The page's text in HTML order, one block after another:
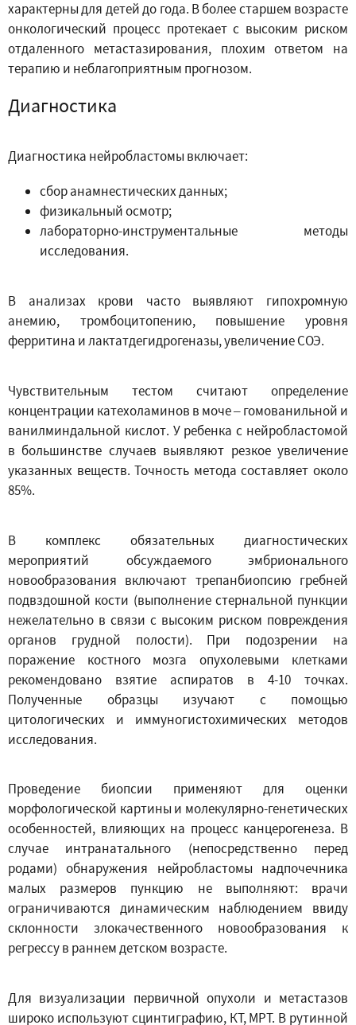
характерны для детей до года. В более старшем возрасте
онкологический процесс протекает с высоким риском
отдаленного метастазирования, плохим ответом на
терапию и неблагоприятным прогнозом.
Диагностика
Диагностика нейробластомы включает:
сбор анамнестических данных;
физикальный осмотр;
лабораторно-инструментальные методы
исследования.
В анализах крови часто выявляют гипохромную
анемию, тромбоцитопению, повышение уровня
ферритина и лактатдегидрогеназы, увеличение СОЭ.
Чувствительным тестом считают определение
концентрации катехоламинов в моче – гомованильной и
ванилминдальной кислот. У ребенка с нейробластомой
в большинстве случаев выявляют резкое увеличение
указанных веществ. Точность метода составляет около
85%.
В комплекс обязательных диагностических
мероприятий обсуждаемого эмбрионального
новообразования включают трепанбиопсию гребней
подвздошной кости (выполнение стернальной пункции
нежелательно в связи с высоким риском повреждения
органов грудной полости). При подозрении на
поражение костного мозга опухолевыми клетками
рекомендовано взятие аспиратов в 4-10 точках.
Полученные образцы изучают с помощью
цитологических и иммуногистохимических методов
исследования.
Проведение биопсии применяют для оценки
морфологической картины и молекулярно-генетических
особенностей, влияющих на процесс канцерогенеза. В
случае интранатального (непосредственно перед
родами) обнаружения нейробластомы надпочечника
малых размеров пункцию не выполняют: врачи
ограничиваются динамическим наблюдением ввиду
склонности злокачественного новообразования к
регрессу в раннем детском возрасте.
Для визуализации первичной опухоли и метастазов
широко используют сцинтиграфию, КТ, МРТ. В рутинной